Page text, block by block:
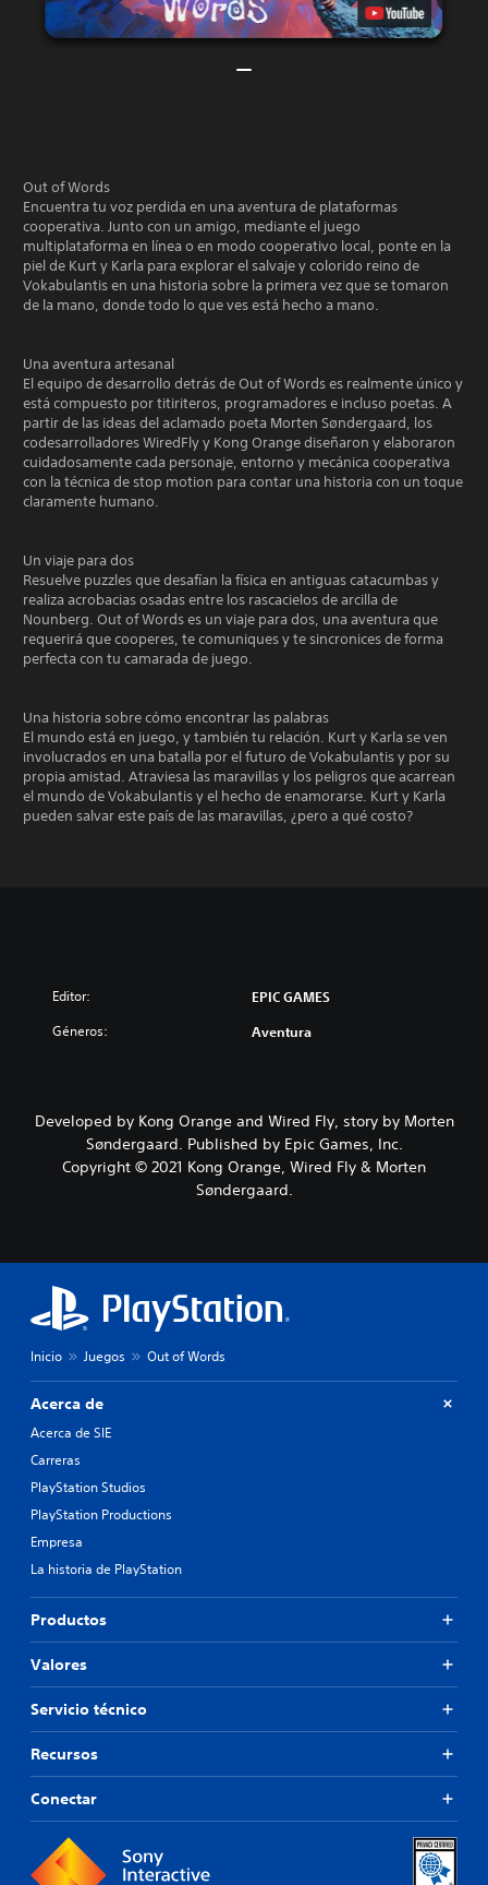
Out of Words
Encuentra tu voz perdida en una aventura de plataformas
cooperativa. Junto con un amigo, mediante el juego
multiplataforma en línea o en modo cooperativo local, ponte en la
piel de Kurt y Karla para explorar el salvaje y colorido reino de
Vokabulantis en una historia sobre la primera vez que se tomaron
de la mano, donde todo lo que ves está hecho a mano.
Una aventura artesanal
El equipo de desarrollo detrás de Out of Words es realmente único y
está compuesto por titiriteros, programadores e incluso poetas. A
partir de las ideas del aclamado poeta Morten Søndergaard, los
codesarrolladores WiredFly y Kong Orange diseñaron y elaboraron
cuidadosamente cada personaje, entorno y mecánica cooperativa
con la técnica de stop motion para contar una historia con un toque
claramente humano.
Un viaje para dos
Resuelve puzzles que desafían la física en antiguas catacumbas y
realiza acrobacias osadas entre los rascacielos de arcilla de
Nounberg. Out of Words es un viaje para dos, una aventura que
requerirá que cooperes, te comuniques y te sincronices de forma
perfecta con tu camarada de juego.
Una historia sobre cómo encontrar las palabras
El mundo está en juego, y también tu relación. Kurt y Karla se ven
involucrados en una batalla por el futuro de Vokabulantis y por su
propia amistad. Atraviesa las maravillas y los peligros que acarrean
el mundo de Vokabulantis y el hecho de enamorarse. Kurt y Karla
pueden salvar este país de las maravillas, ¿pero a qué costo?
Editor: EPIC GAMES
Géneros: Aventura
Developed by Kong Orange and Wired Fly, story by Morten
Søndergaard. Published by Epic Games, Inc.
Copyright © 2021 Kong Orange, Wired Fly & Morten
Søndergaard.
Inicio Juegos Out of Words
Acerca de
Acerca de SIE
Carreras
PlayStation Studios
PlayStation Productions
Empresa
La historia de PlayStation
Productos
Valores
Servicio técnico
Recursos
Conectar